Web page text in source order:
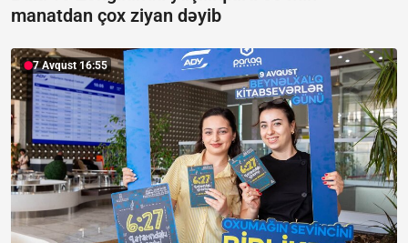
manatdan çox ziyan dəyib
7 Avqust 16:55